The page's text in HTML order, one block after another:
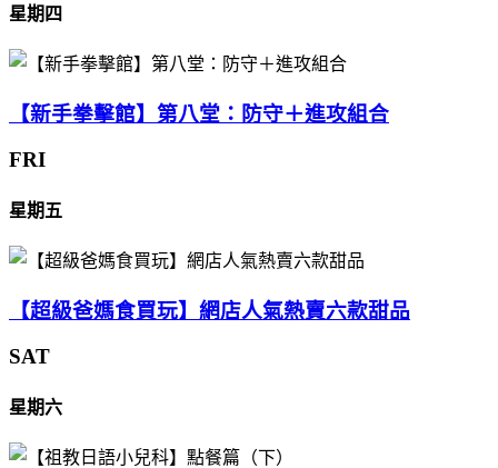
星期四
【新手拳擊館】第八堂：防守＋進攻組合
FRI
星期五
【超級爸媽食買玩】網店人氣熱賣六款甜品
SAT
星期六